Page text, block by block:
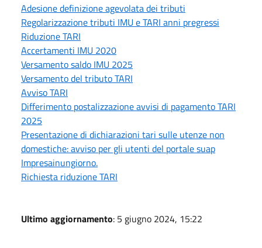
Adesione definizione agevolata dei tributi
Regolarizzazione tributi IMU e TARI anni pregressi
Riduzione TARI
Accertamenti IMU 2020
Versamento saldo IMU 2025
Versamento del tributo TARI
Avviso TARI
Differimento postalizzazione avvisi di pagamento TARI
2025
Presentazione di dichiarazioni tari sulle utenze non
domestiche: avviso per gli utenti del portale suap
Impresainungiorno.
Richiesta riduzione TARI
Ultimo aggiornamento: 5 giugno 2024, 15:22